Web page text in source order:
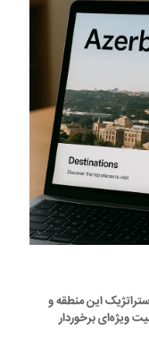
این منطقه و
ویژه‌ای برخوردار